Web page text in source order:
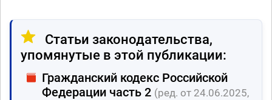
Статьи законодательства,
упомянутые в этой публикации:
Гражданский кодекс Российской
Федерации часть 2 (ред. от 24.06.2025,